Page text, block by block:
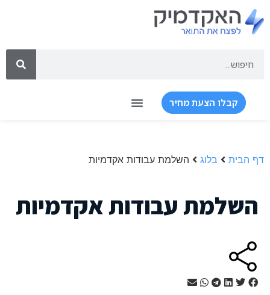
קבלו הצעת מחיר
דף הבית בלוג השלמת עבודות אקדמיות
השלמת עבודות אקדמיות